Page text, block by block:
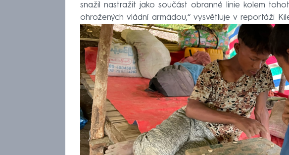
snažil nastražit jako součást obranné linie kolem
ohrožených vládní armádou,“ vysvětluje v reportáži